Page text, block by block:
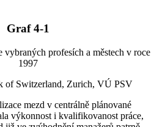
Graf 4-1
of Switzerland, Zurich, VÚ PSV
mezd v centrálně plánované
výkonnost i kvalifikovanost práce,